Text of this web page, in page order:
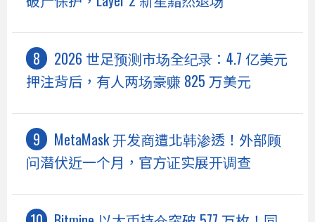
2026 世足预测市场全纪录：4.7 亿美元
押注背后，有人两场豪赚 825 万美元
MetaMask 开发商遭北韩渗透！外部顾
问潜伏近一个月，官方证实展开调查